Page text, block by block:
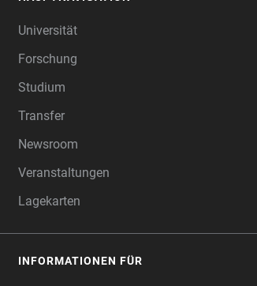
Universität
Forschung
Studium
Transfer
Newsroom
Veranstaltungen
Lagekarten
INFORMATIONEN FÜR